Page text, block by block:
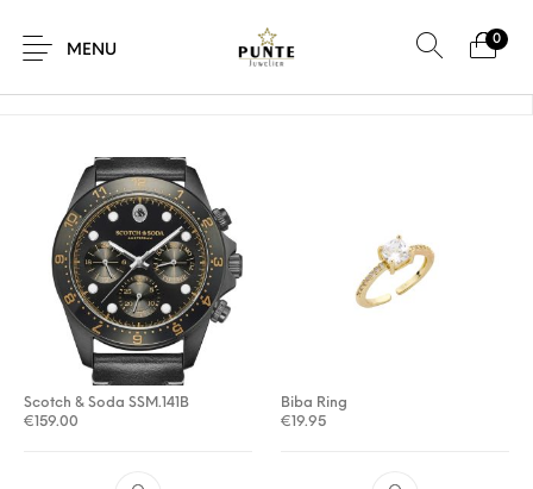
MENU
0
Sale Sieraden
Giftcard
Home / Product Verzendtijd 12 tot 5 werkdagen
Scotch & Soda SSM.141B
€159.00
Biba Ring
€19.95